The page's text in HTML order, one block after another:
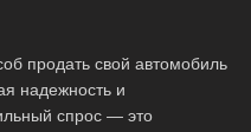
продать свой автомобиль
надежность и
спрос — это